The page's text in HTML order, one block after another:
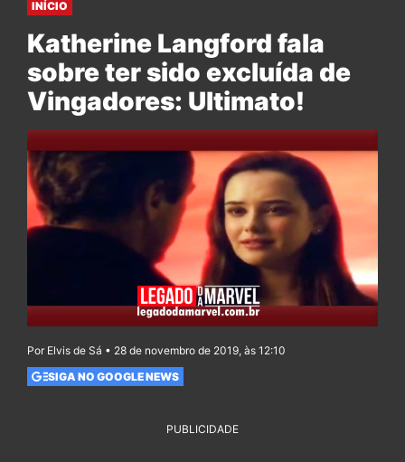
INÍCIO
Katherine Langford fala
sobre ter sido excluída de
Vingadores: Ultimato!
Por Elvis de Sá • 28 de novembro de 2019, às 12:10
SIGA NO GOOGLE NEWS
PUBLICIDADE